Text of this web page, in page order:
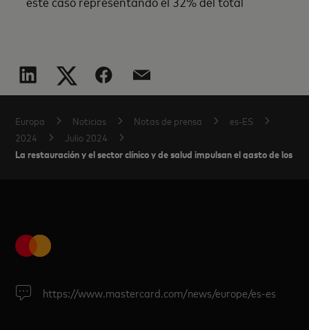
Europa Noticias Notas de prensa
es-ES
2024
Julio 2024
La restauración y el sector clínico y de salud impulsan el gasto de los
https://www.mastercard.com/news/europe/es-es